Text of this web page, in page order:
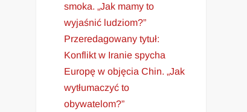
smoka. „Jak mamy to
wyjaśnić ludziom?”
Przeredagowany tytuł:
Konflikt w Iranie spycha
Europę w objęcia Chin. „Jak
wytłumaczyć to
obywatelom?”